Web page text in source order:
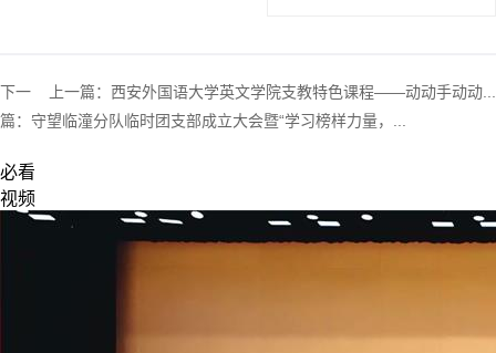
上一篇： 西安外国语大学英文学院支教特色课程——动动手动动...
下一
篇： 守望临潼分队临时团支部成立大会暨“学习榜样力量，...
必看
视频